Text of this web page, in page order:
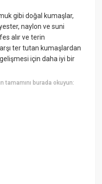
gibi doğal kumaşlar,
naylon ve suni
alır ve terin
ter tutan kumaşlardan
için daha iyi bir
tamamını burada okuyun: